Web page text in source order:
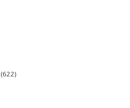
(622)